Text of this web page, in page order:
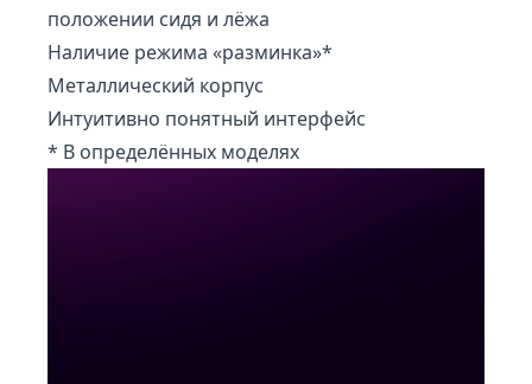
положении сидя и лёжа
Наличие режима «разминка»*
Металлический корпус
Интуитивно понятный интерфейс
* В определённых моделях